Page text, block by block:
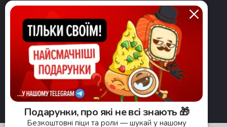
Паназія
Салати
Завантажити додаток
Подарунки, про які не всі знають 🎁
Безкоштовні піци та роли — шукай у нашому